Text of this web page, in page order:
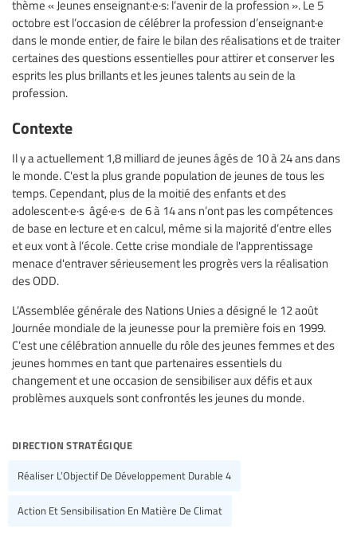
thème « Jeunes enseignant·e·s: l’avenir de la profession ». Le 5
octobre est l’occasion de célébrer la profession d’enseignant·e
dans le monde entier, de faire le bilan des réalisations et de traiter
certaines des questions essentielles pour attirer et conserver les
esprits les plus brillants et les jeunes talents au sein de la
profession.
Contexte
Il y a actuellement 1,8 milliard de jeunes âgés de 10 à 24 ans dans
le monde. C'est la plus grande population de jeunes de tous les
temps. Cependant, plus de la moitié des enfants et des
adolescent·e·s âgé·e·s de 6 à 14 ans n’ont pas les compétences
de base en lecture et en calcul, même si la majorité d’entre elles
et eux vont à l’école. Cette crise mondiale de l'apprentissage
menace d'entraver sérieusement les progrès vers la réalisation
des ODD.
L’Assemblée générale des Nations Unies a désigné le 12 août
Journée mondiale de la jeunesse pour la première fois en 1999.
C’est une célébration annuelle du rôle des jeunes femmes et des
jeunes hommes en tant que partenaires essentiels du
changement et une occasion de sensibiliser aux défis et aux
problèmes auxquels sont confrontés les jeunes du monde.
direction stratégique
Réaliser L’Objectif De Développement Durable 4
Action Et Sensibilisation En Matière De Climat